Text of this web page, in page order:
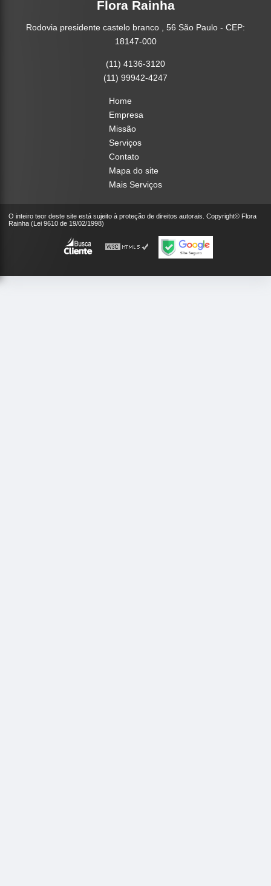
Flora Rainha
Rodovia presidente castelo branco , 56 São Paulo - CEP:
18147-000
(11) 4136-3120
(11) 99942-4247
Home
Empresa
Missão
Serviços
Contato
Mapa do site
Mais Serviços
O inteiro teor deste site está sujeito à proteção de direitos autorais. Copyright© Flora
Rainha (Lei 9610 de 19/02/1998)